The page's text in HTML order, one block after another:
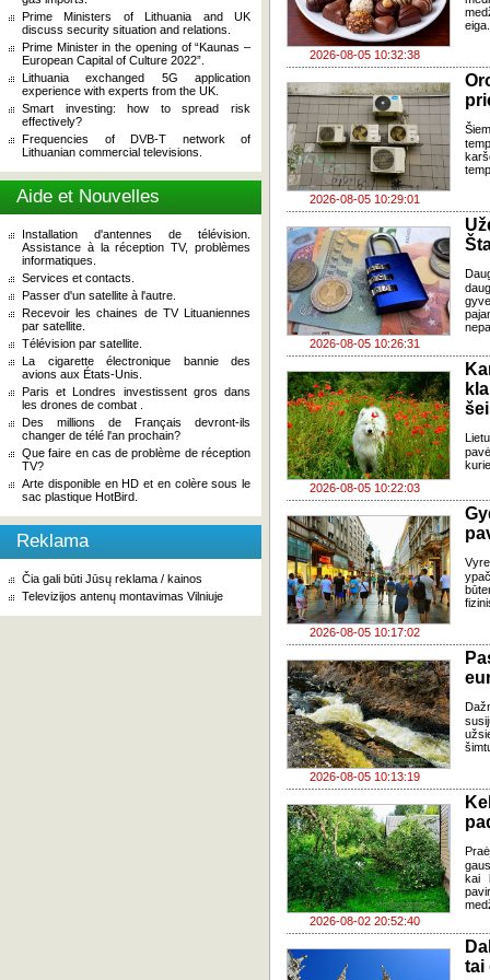
Prime Ministers of Lithuania and UK
discuss security situation and relations.
Prime Minister in the opening of “Kaunas –
European Capital of Culture 2022”.
Lithuania exchanged 5G application
experience with experts from the UK.
Smart investing: how to spread risk
effectively?
Frequencies of DVB-T network of
Lithuanian commercial televisions.
Aide et Nouvelles
Installation d'antennes de télévision.
Assistance à la réception TV, problèmes
informatiques.
Services et contacts.
Passer d'un satellite à l'autre.
Recevoir les chaines de TV Lituaniennes
par satellite.
Télévision par satellite.
La cigarette électronique bannie des
avions aux États-Unis.
Paris et Londres investissent gros dans
les drones de combat .
Des millions de Français devront-ils
changer de télé l'an prochain?
Que faire en cas de problème de réception
TV?
Arte disponible en HD et en colère sous le
sac plastique HotBird.
Reklama
Čia gali būti Jūsų reklama / kainos
Televizijos antenų montavimas Vilniuje
2026-08-05 10:32:38
2026-08-05 10:29:01
2026-08-05 10:26:31
2026-08-05 10:22:03
2026-08-05 10:17:02
2026-08-05 10:13:19
2026-08-02 20:52:40
kai
tai